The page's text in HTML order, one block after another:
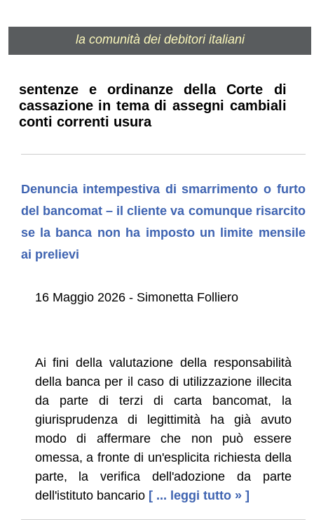
la comunità dei debitori italiani
sentenze e ordinanze della Corte di
cassazione in tema di assegni cambiali
conti correnti usura
Denuncia intempestiva di smarrimento o furto
del bancomat – il cliente va comunque risarcito
se la banca non ha imposto un limite mensile
ai prelievi
16 Maggio 2026 - Simonetta Folliero
Ai fini della valutazione della responsabilità
della banca per il caso di utilizzazione illecita
da parte di terzi di carta bancomat, la
giurisprudenza di legittimità ha già avuto
modo di affermare che non può essere
omessa, a fronte di un'esplicita richiesta della
parte, la verifica dell'adozione da parte
dell'istituto bancario [ ... leggi tutto » ]